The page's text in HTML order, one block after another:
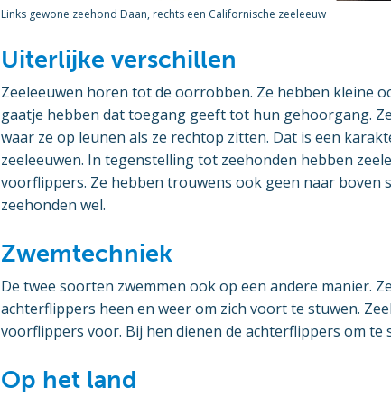
Links gewone zeehond Daan, rechts een Californische zeeleeuw
Uiterlijke verschillen
Zeeleeuwen horen tot de oorrobben. Ze hebben kleine
gaatje hebben dat toegang geeft tot hun gehoorgang.
waar ze op leunen als ze rechtop zitten. Dat is een
zeeleeuwen. In tegenstelling tot zeehonden hebben
voorflippers. Ze hebben trouwens ook geen naar boven
zeehonden wel.
Zwemtechniek
De twee soorten zwemmen ook op een andere manier.
achterflippers heen en weer om zich voort te stuwen.
voorflippers voor. Bij hen dienen de achterflippers om te
Op het land